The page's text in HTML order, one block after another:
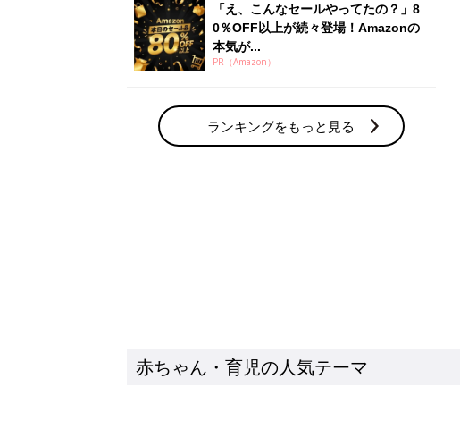
「え、こんなセールやってたの？」8
0％OFF以上が続々登場！Amazonの
本気が...
PR（Amazon）
ランキングをもっと見る
赤ちゃん・育児の人気テーマ